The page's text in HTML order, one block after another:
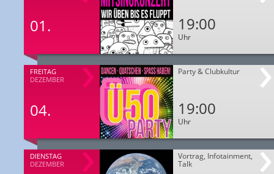
01. 19:00
Uhr
FREITAG
DEZEMBER
04.
Party & Clubkultur
19:00
Uhr
DIENSTAG
DEZEMBER
Vortrag, Infotainment,
Talk